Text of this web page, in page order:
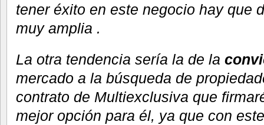
tener éxito en este negocio hay que
muy amplia .
La otra tendencia sería la de la
mercado a la búsqueda de
contrato de Multiexclusiva que
mejor opción para él, ya que con